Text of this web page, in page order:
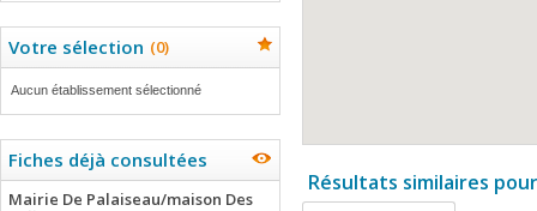
Votre sélection (0)
Aucun établissement sélectionné
Fiches déjà consultées
Mairie De Palaiseau/maison Des
Résultats similaires